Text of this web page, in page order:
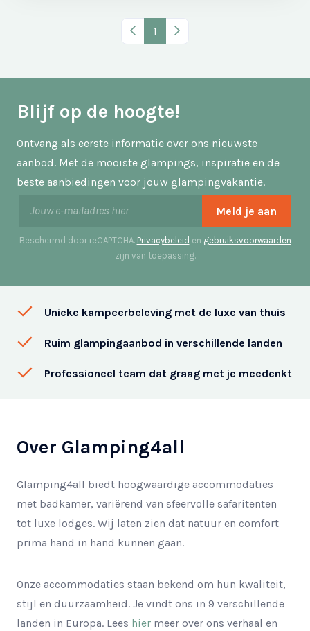
Vorige pagina
1 Volgende pagina
Blijf op de hoogte!
Ontvang als eerste informatie over ons nieuwste
aanbod. Met de mooiste glampings, inspiratie en de
beste aanbiedingen voor jouw glampingvakantie.
Beschermd door reCAPTCHA. Privacybeleid en gebruiksvoorwaarden
zijn van toepassing.
Unieke kampeerbeleving met de luxe van thuis
Ruim glampingaanbod in verschillende landen
Professioneel team dat graag met je meedenkt
Over Glamping4all
Glamping4all biedt hoogwaardige accommodaties
met badkamer, variërend van sfeervolle safaritenten
tot luxe lodges. Wij laten zien dat natuur en comfort
prima hand in hand kunnen gaan.
Onze accommodaties staan bekend om hun kwaliteit,
stijl en duurzaamheid. Je vindt ons in 9 verschillende
landen in Europa. Lees hier meer over ons verhaal en